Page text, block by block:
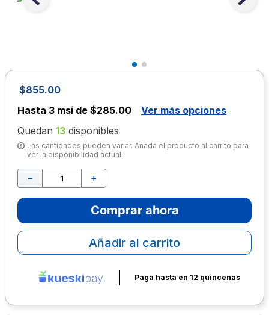
$855.00
Hasta 3 msi de $285.00
Ver más opciones
Quedan 13 disponibles
Las cantidades pueden variar. Añada el producto al carrito para
ver la disponibilidad actual.
＋
－
Comprar ahora
Añadir al carrito
Paga hasta en 12 quincenas